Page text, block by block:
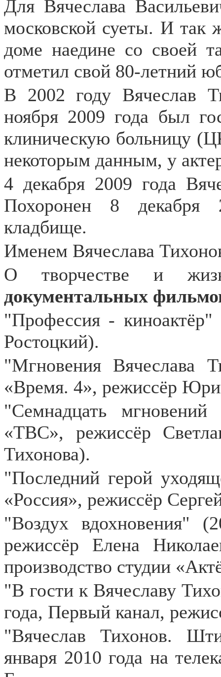
Для Вячеслава
московской суеты. И
доме наедине со своей
отметил свой 80-летний
В 2002 году Вячеслав
ноября 2009 года был
клиническую больницу
некоторым данным, у
4 декабря 2009 года
Похоронен 8 декабря
кладбище.
Именем Вячеслава
О творчестве и
документальных
"Профессия - киноактёр"
Ростоцкий).
"Мгновения Вячеслава
«Время. 4», режиссёр
"Семнадцать
«ТВС», режиссёр
Тихонова).
"Последний герой
«Россия», режиссёр
"Воздух вдохновения"
режиссёр Елена
производство студии
"В гости к Вячеславу
года, Первый канал,
"Вячеслав Тихонов.
января 2010 года на